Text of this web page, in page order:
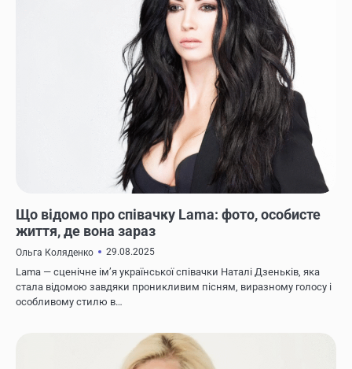
Що відомо про співачку Lama: фото, особисте
життя, де вона зараз
Ольга Коляденко 29.08.2025
Lama — сценічне ім’я української співачки Наталі Дзеньків, яка
стала відомою завдяки проникливим пісням, виразному голосу і
особливому стилю в…